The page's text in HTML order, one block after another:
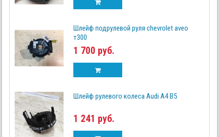
Шлейф подрулевой руля chevrolet aveo
т300
1 700 руб.
Шлейф рулевого колеса Audi A4 B5
1 241 руб.